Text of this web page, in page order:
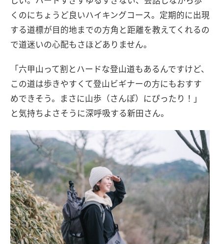
くのにちょうど良いハイキングコース。定期的に出現
する道標が目的地までの方角と距離を教えてくれるの
で道迷いの心配もさほどありません。
「六甲山って割とハードな登山道もあるんですけど、
この道は歩きやすくて登山ビギナーの方にもおすす
めできそう。まさに山歩（さんぽ）にぴったり！」
と気持ちよさそうに深呼吸する新田さん。